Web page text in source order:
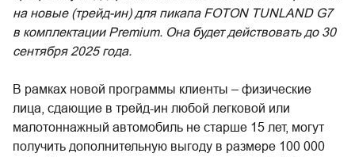
на новые (трейд-ин) для пикапа FOTON TUNLAND G7
в комплектации Premium. Она будет действовать до 30
сентября 2025 года.
В рамках новой программы клиенты – физические
лица, сдающие в трейд-ин любой легковой или
малотоннажный автомобиль не старше 15 лет, могут
получить дополнительную выгоду в размере 100 000